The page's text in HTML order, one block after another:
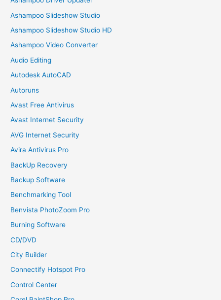
Ashampoo Slideshow Studio
Ashampoo Slideshow Studio HD
Ashampoo Video Converter
Audio Editing
Autodesk AutoCAD
Autoruns
Avast Free Antivirus
Avast Internet Security
AVG Internet Security
Avira Antivirus Pro
BackUp Recovery
Backup Software
Benchmarking Tool
Benvista PhotoZoom Pro
Burning Software
CD/DVD
City Builder
Connectify Hotspot Pro
Control Center